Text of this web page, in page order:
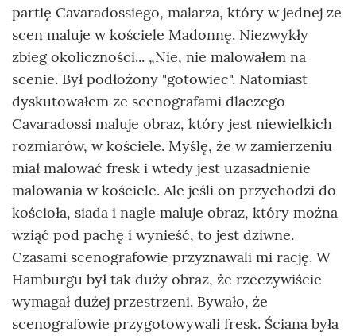
partię Cavaradossiego, malarza, który w jednej ze
scen maluje w kościele Madonnę. Niezwykły
zbieg okoliczności... „Nie, nie malowałem na
scenie. Był podłożony "gotowiec". Natomiast
dyskutowałem ze scenografami dlaczego
Cavaradossi maluje obraz, który jest niewielkich
rozmiarów, w kościele. Myślę, że w zamierzeniu
miał malować fresk i wtedy jest uzasadnienie
malowania w kościele. Ale jeśli on przychodzi do
kościoła, siada i nagle maluje obraz, który można
wziąć pod pachę i wynieść, to jest dziwne.
Czasami scenografowie przyznawali mi rację. W
Hamburgu był tak duży obraz, że rzeczywiście
wymagał dużej przestrzeni. Bywało, że
scenografowie przygotowywali fresk. Ściana była